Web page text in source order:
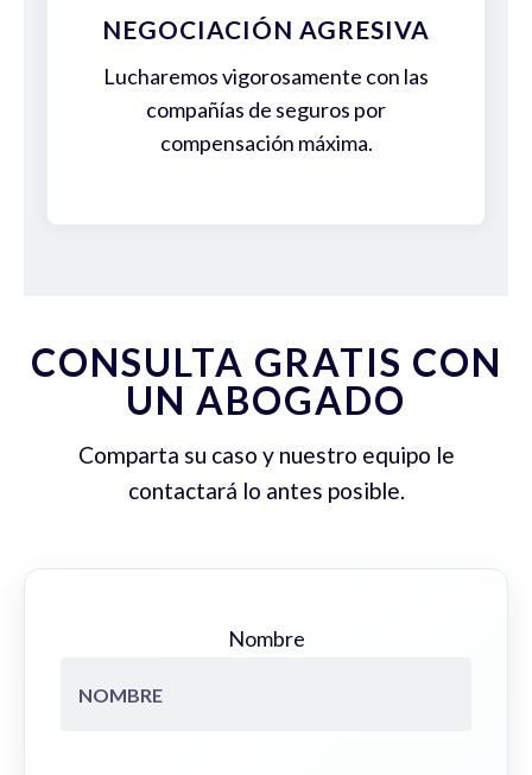
NEGOCIACIÓN AGRESIVA
Lucharemos vigorosamente con las
compañías de seguros por
compensación máxima.
CONSULTA GRATIS CON
UN ABOGADO
Comparta su caso y nuestro equipo le
contactará lo antes posible.
Nombre